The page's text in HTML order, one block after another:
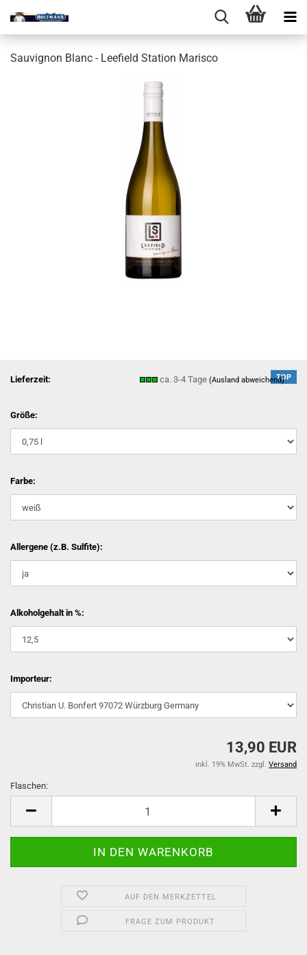
Sauvignon Blanc - Leefield Station Marisco
TOP
Lieferzeit: ca. 3-4 Tage(Ausland abweichend)
Größe:
Farbe:
Allergene (z.B. Sulfite):
Alkoholgehalt in %:
Importeur:
13,90 EUR
inkl. 19% MwSt. zzgl. Versand
Flaschen:
AUF DEN MERKZETTEL
FRAGE ZUM PRODUKT